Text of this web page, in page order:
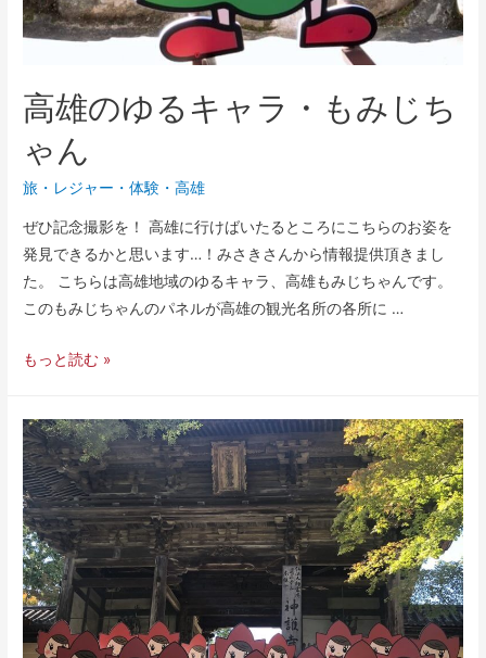
高雄のゆるキャラ・もみじち
ゃん
旅・レジャー ・体験 ・高雄
ぜひ記念撮影を！ 高雄に行けばいたるところにこちらのお姿を
発見できるかと思います…！みさきさんから情報提供頂きまし
た。 こちらは高雄地域のゆるキャラ、高雄もみじちゃんです。
このもみじちゃんのパネルが高雄の観光名所の各所に …
もっと読む »